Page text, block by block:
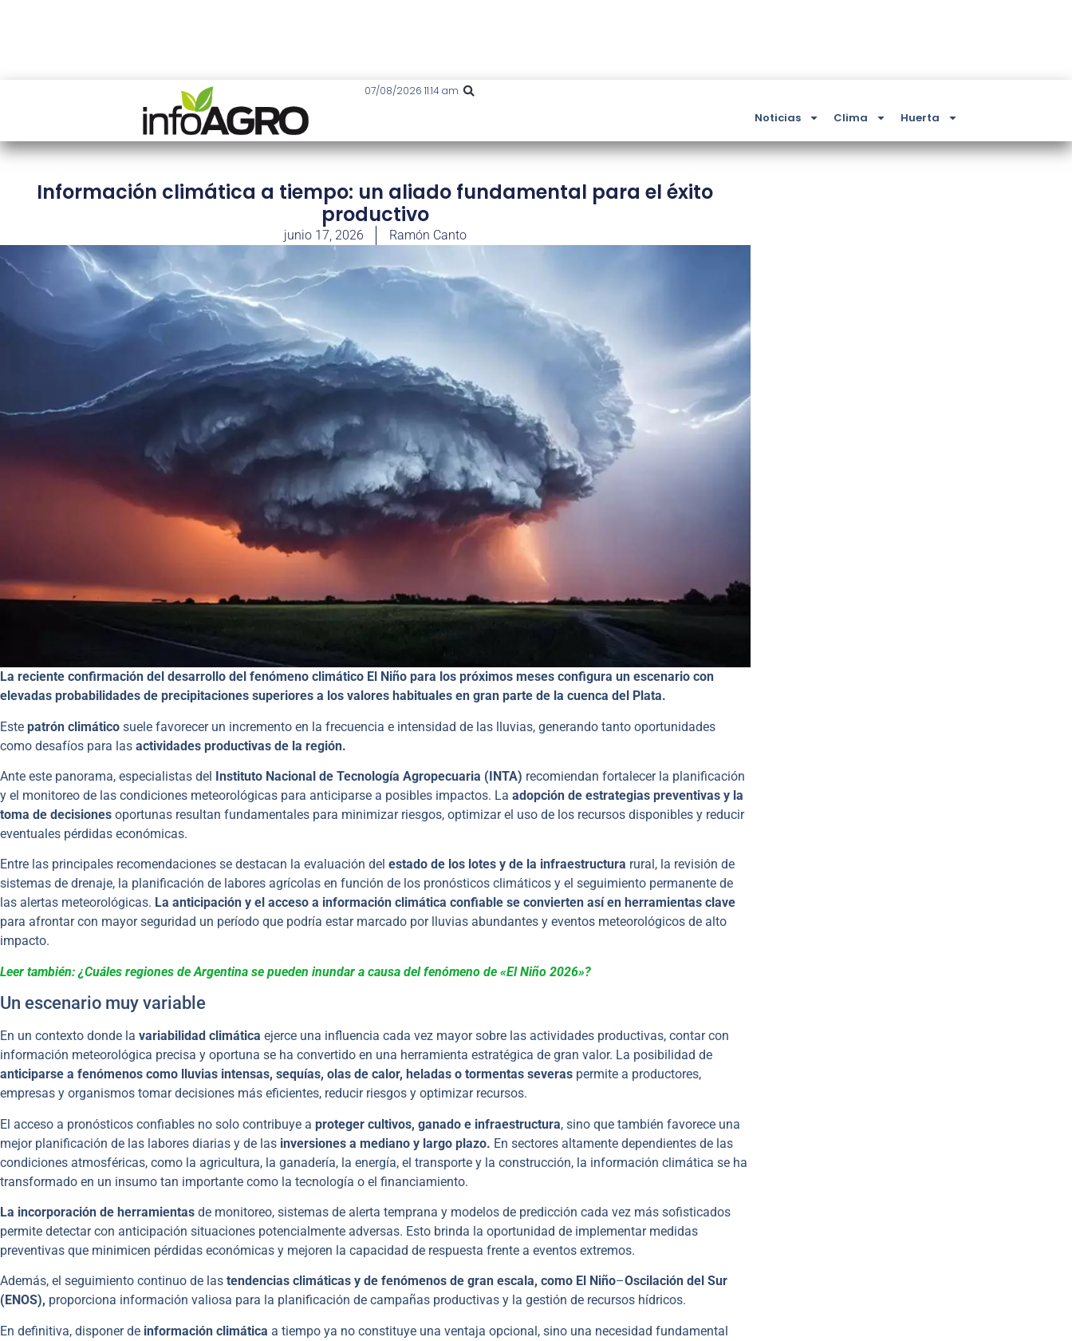
07/08/2026 11:14 am
Noticias Clima Huerta
Información climática a tiempo: un aliado fundamental para el éxito
productivo
junio 17, 2026 Ramón Canto
La reciente confirmación del desarrollo del fenómeno climático El Niño para los próximos meses configura un escenario con
elevadas probabilidades de precipitaciones superiores a los valores habituales en gran parte de la cuenca del Plata.
Este patrón climático suele favorecer un incremento en la frecuencia e intensidad de las lluvias, generando tanto oportunidades
como desafíos para las actividades productivas de la región.
Ante este panorama, especialistas del Instituto Nacional de Tecnología Agropecuaria (INTA) recomiendan fortalecer la planificación
y el monitoreo de las condiciones meteorológicas para anticiparse a posibles impactos. La adopción de estrategias preventivas y la
toma de decisiones oportunas resultan fundamentales para minimizar riesgos, optimizar el uso de los recursos disponibles y reducir
eventuales pérdidas económicas.
Entre las principales recomendaciones se destacan la evaluación del estado de los lotes y de la infraestructura rural, la revisión de
sistemas de drenaje, la planificación de labores agrícolas en función de los pronósticos climáticos y el seguimiento permanente de
las alertas meteorológicas. La anticipación y el acceso a información climática confiable se convierten así en herramientas clave
para afrontar con mayor seguridad un período que podría estar marcado por lluvias abundantes y eventos meteorológicos de alto
impacto.
Leer también: ¿Cuáles regiones de Argentina se pueden inundar a causa del fenómeno de «El Niño 2026»?
Un escenario muy variable
En un contexto donde la variabilidad climática ejerce una influencia cada vez mayor sobre las actividades productivas, contar con
información meteorológica precisa y oportuna se ha convertido en una herramienta estratégica de gran valor. La posibilidad de
anticiparse a fenómenos como lluvias intensas, sequías, olas de calor, heladas o tormentas severas permite a productores,
empresas y organismos tomar decisiones más eficientes, reducir riesgos y optimizar recursos.
El acceso a pronósticos confiables no solo contribuye a proteger cultivos, ganado e infraestructura, sino que también favorece una
mejor planificación de las labores diarias y de las inversiones a mediano y largo plazo. En sectores altamente dependientes de las
condiciones atmosféricas, como la agricultura, la ganadería, la energía, el transporte y la construcción, la información climática se ha
transformado en un insumo tan importante como la tecnología o el financiamiento.
La incorporación de herramientas de monitoreo, sistemas de alerta temprana y modelos de predicción cada vez más sofisticados
permite detectar con anticipación situaciones potencialmente adversas. Esto brinda la oportunidad de implementar medidas
preventivas que minimicen pérdidas económicas y mejoren la capacidad de respuesta frente a eventos extremos.
Además, el seguimiento continuo de las tendencias climáticas y de fenómenos de gran escala, como El Niño–Oscilación del Sur
(ENOS), proporciona información valiosa para la planificación de campañas productivas y la gestión de recursos hídricos.
En definitiva, disponer de información climática a tiempo ya no constituye una ventaja opcional, sino una necesidad fundamental